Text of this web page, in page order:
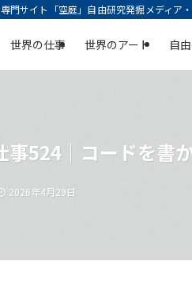
門サイト「空庭」自由研究発掘メディア
世界の仕事 世界のアート 自
事524｜コードを書
2026年4月29日